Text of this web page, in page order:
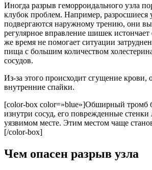
Иногда разрыв геморроидального узла
клубок проблем. Например, разросшиеся
подвергаются наружному трению, они
регулярное вправление шишек истончает
же время не помогает ситуации
пища с большим количеством
сосудов.
Из-за этого происходит сгущение крови,
внутренние спайки.
[color-box color=»blue»]Обширный тромб
изнутри сосуд, его поврежденные
уязвимом месте. Этим местом чаще
[/color-box]
Чем опасен разрыв узла